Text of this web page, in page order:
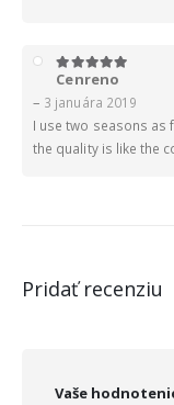
5z 5
Cenreno
– 3 januára 2019
I use two seasons as
the quality is like the
Pridať recenziu
Vaše